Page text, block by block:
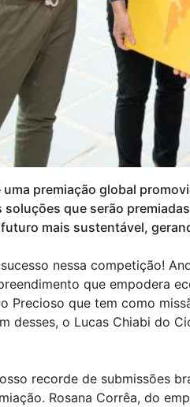
uma premiação global
soluções que serão
mais sustentável,
nessa competição!
que empodera
Precioso que tem como
desses, o Lucas Chiabi do
recorde de submissões
Rosana Corrêa, do